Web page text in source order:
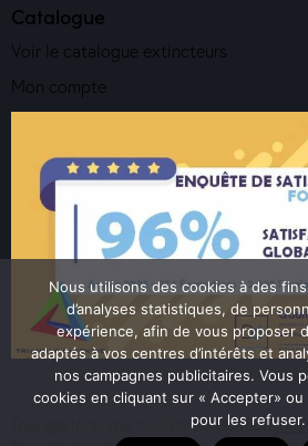
Catalogue
Voir le catalogue extincteurs
Mon compte
Triangle Incendie ©2026. Réalisation
Nous utilisons des cookies à des
d’analyses statistiques, de
expérience, afin de vous proposer
adaptés à vos centres d’intérêts et
nos campagnes publicitaires. Vous
cookies en cliquant sur « Accepter»
pour les refuser.